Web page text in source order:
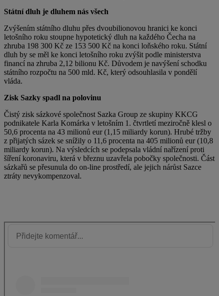
Státní dluh je dluhem nás všech
Zvýšením státního dluhu přes dvoubilionovou hranici ke konci
letošního roku stoupne hypotetický dluh na každého Čecha na
zhruba 198 300 Kč ze 153 500 Kč na konci loňského roku. Státní
dluh by se měl ke konci letošního roku zvýšit podle ministerstva
financí na zhruba 2,12 bilionu Kč. Důvodem je navýšení schodku
státního rozpočtu na 500 mld. Kč, který odsouhlasila v pondělí
vláda.
Zisk Sazky spadl na polovinu
Čistý zisk sázkové společnost Sazka Group ze skupiny KKCG
podnikatele Karla Komárka v letošním 1. čtvrtletí meziročně klesl o
50,6 procenta na 43 milionů eur (1,15 miliardy korun). Hrubé tržby
z přijatých sázek se snížily o 11,6 procenta na 405 milionů eur (10,8
miliardy korun). Na výsledcích se podepsala vládní nařízení proti
šíření koronaviru, která v březnu uzavřela pobočky společnosti. Část
sázkařů se přesunula do on-line prostředí, ale jejich nárůst Sazce
ztráty nevykompenzoval.